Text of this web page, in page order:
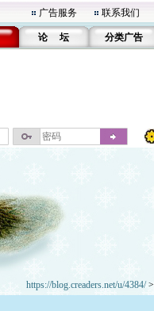
广告服务 联系我们
论 坛 分类广告
https://blog.creaders.net/u/4384/>